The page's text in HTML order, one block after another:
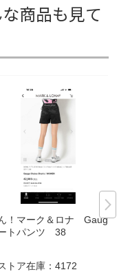
商品も見て
！マーク＆ロナ Gauge
トパンツ 38
トア在庫： 4172